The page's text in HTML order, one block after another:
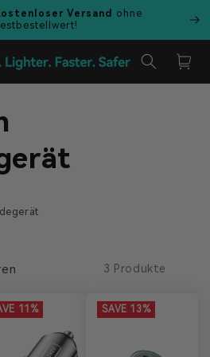
Versand
ohne
3 Produkte
11% SAVE 13%